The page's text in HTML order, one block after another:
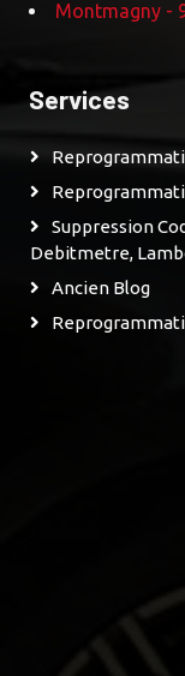
Montmagny -
Services
Suppression
Debitmetre,
Ancien Blog